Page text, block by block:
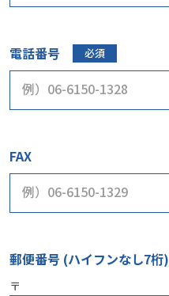
電話番号 必須
FAX
郵便番号 (ハイフンなし7桁)
〒